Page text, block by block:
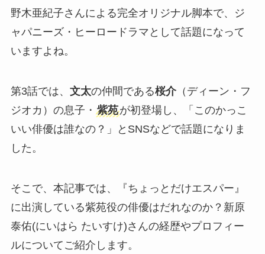
野木亜紀子さんによる完全オリジナル脚本で、ジ
ャパニーズ・ヒーロードラマとして話題になって
いますよね。
第3話では、 文太の仲間である桜介（ディーン・フ
ジオカ）の息子・ 紫苑が初登場し、「このかっこ
いい俳優は誰なの？」とSNSなどで話題になりま
した。
そこで、本記事では、『ちょっとだけエスパー』
に出演している紫苑役の俳優はだれなのか？新原
泰佑(にいはら たいすけ)さんの経歴やプロフィー
ルについてご紹介します。